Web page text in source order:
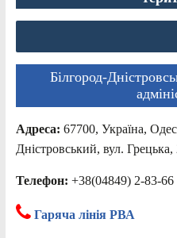
Білгород-
Адреса: 67700, Україна,
Дністровський, вул. Грецька,
Телефон: +38(04849) 2-83-66
Гаряча лінія РВА